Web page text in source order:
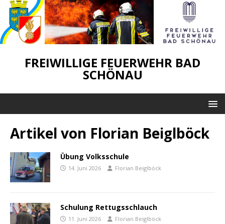
FREIWILLIGE FEUERWEHR BAD
SCHÖNAU
Artikel von Florian Beiglböck
Übung Volksschule
14. Juni 2026 Florian Beiglböck
Schulung Rettugsschlauch
11. Juni 2026 Florian Beiglböck